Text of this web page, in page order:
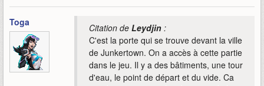
Toga Citation de Leydjin :
C'est la porte qui se trouve devant la ville
de Junkertown. On a accès à cette partie
dans le jeu. Il y a des bâtiments, une tour
d'eau, le point de départ et du vide. Ca